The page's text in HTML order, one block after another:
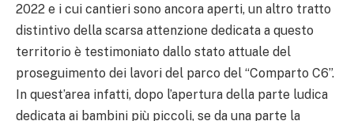
2022 e i cui cantieri sono ancora aperti, un altro tratto
distintivo della scarsa attenzione dedicata a questo
territorio è testimoniato dallo stato attuale del
proseguimento dei lavori del parco del “Comparto C6”.
In quest’area infatti, dopo l’apertura della parte ludica
dedicata ai bambini più piccoli, se da una parte la